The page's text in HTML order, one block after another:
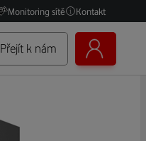
Monitoring sítě Kontakt
Přejít k nám